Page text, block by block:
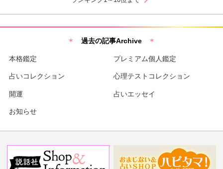
過去の記事Archive
本格鑑定 プレミアム個人鑑定
占いコレクション 心理テストコレクション
開運 占いエッセイ
お知らせ